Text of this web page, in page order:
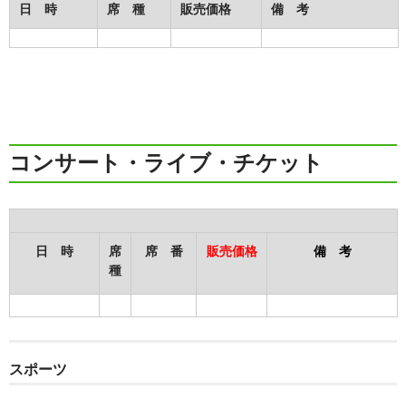
日 時 席 種 販売価格 備 考
コンサート・ライブ・チケット
日 時
席
種
席 番 販売価格 備 考
スポーツ